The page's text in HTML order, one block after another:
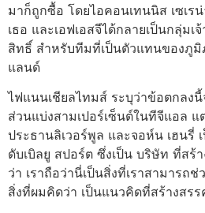
มาก็ถูกซื้อ โดยไอคอนเทนนิส เซเร
เธอ และเอฟเอสจีได้กลายเป็นกลุ่ม
สิทธิ์ สําหรับทีมที่เป็นตัวแทนของภู
แลนด์
ไฟแนนเชียลไทมส์ ระบุว่าข้อตกลงนี้
ส่วนแบ่งสามเปอร์เซ็นต์ในทีจีแอล แ
ประธานลิเวอร์พูล และจอห์น เฮนรี่
ดับเบิลยู สปอร์ต ซึ่งเป็น บริษัท ที่สร้
ว่า เราถือว่านี่เป็นสิ่งที่เราสามารถ
สิ่งที่ผมคิดว่า เป็นแนวคิดที่สร้างสรร